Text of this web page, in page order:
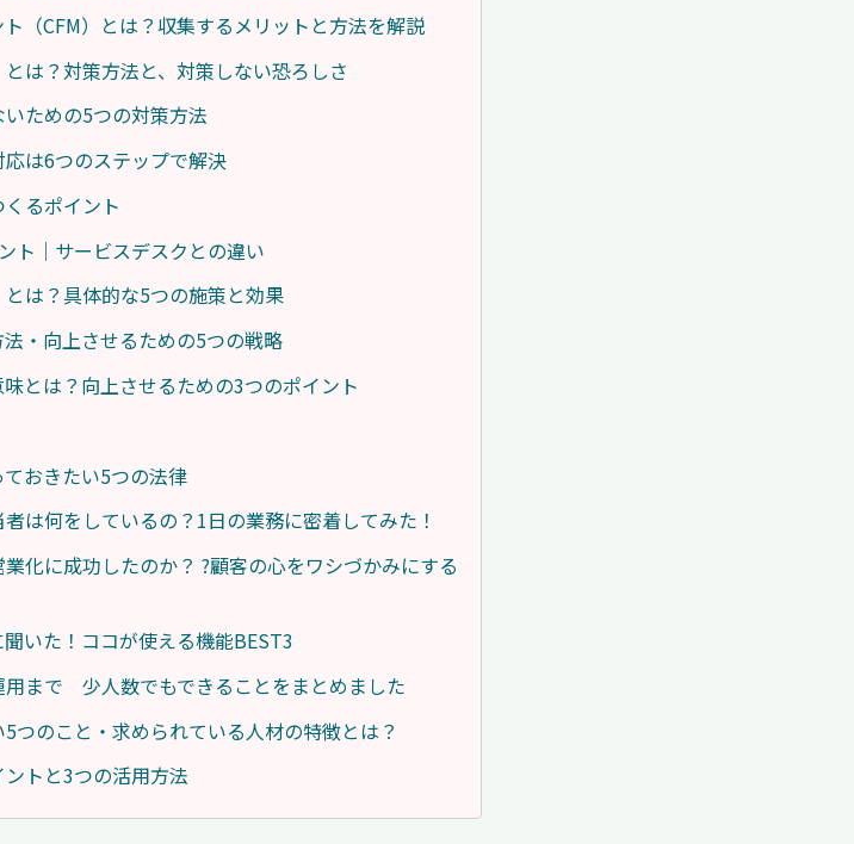
（CFM）とは？収集するメリットと方法を解説
は？対策方法と、対策しない恐ろしさ
ための5つの対策方法
は6つのステップで解決
るポイント
ト｜サービスデスクとの違い
は？具体的な5つの施策と効果
・向上させるための5つの戦略
とは？向上させるための3つのポイント
おきたい5つの法律
は何をしているの？1日の業務に密着してみた！
化に成功したのか？ ?顧客の心をワシづかみにする
いた！ココが使える機能BEST3
まで 少人数でもできることをまとめました
つのこと・求められている人材の特徴とは？
トと3つの活用方法